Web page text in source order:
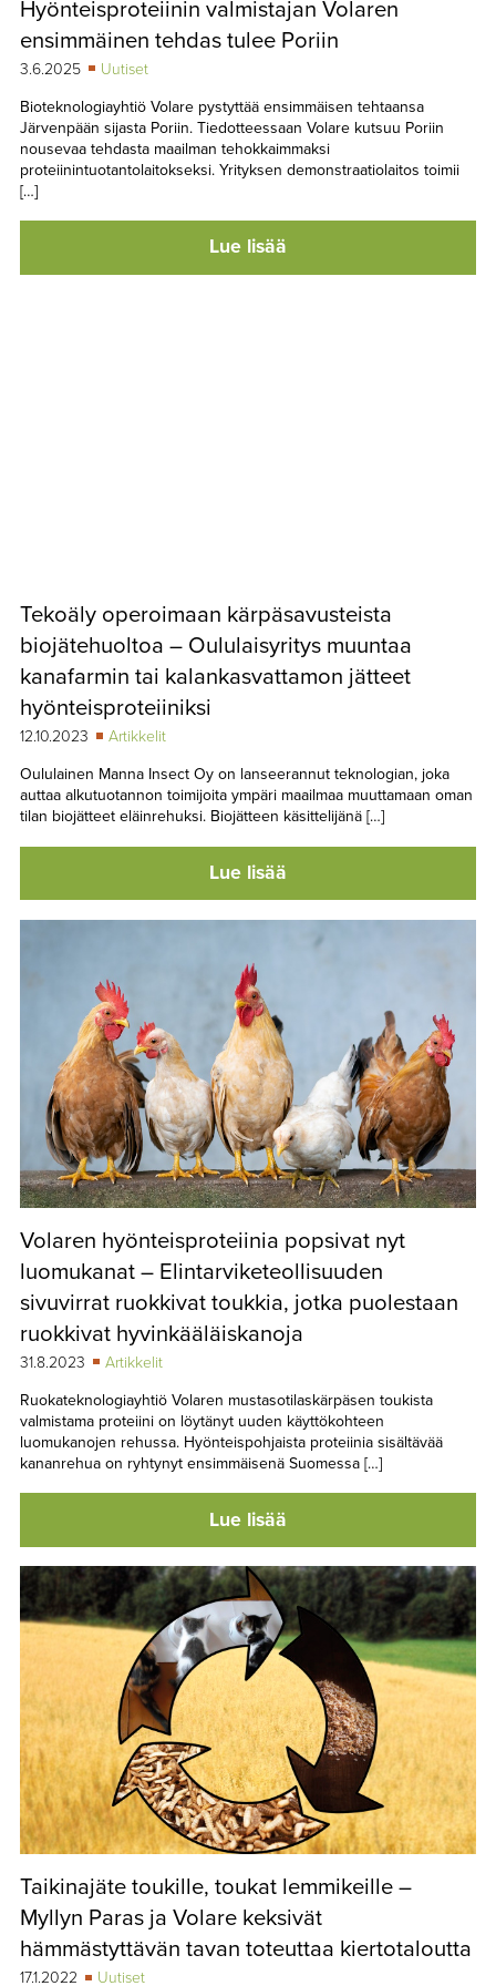
TAPAHTUMAT
YHTEYSTIEDOT
Hyönteisproteiinin valmistajan Volaren
ensimmäinen tehdas tulee Poriin
3.6.2025
Uutiset
Bioteknologiayhtiö Volare pystyttää ensimmäisen tehtaansa
Järvenpään sijasta Poriin. Tiedotteessaan Volare kutsuu Poriin
nousevaa tehdasta maailman tehokkaimmaksi
proteiinintuotantolaitokseksi. Yrityksen demonstraatiolaitos toimii
[…]
Lue lisää
Tekoäly operoimaan kärpäsavusteista
biojätehuoltoa – Oululaisyritys muuntaa
kanafarmin tai kalankasvattamon jätteet
hyönteisproteiiniksi
12.10.2023
Artikkelit
Oululainen Manna Insect Oy on lanseerannut teknologian, joka
auttaa alkutuotannon toimijoita ympäri maailmaa muuttamaan oman
tilan biojätteet eläinrehuksi. Biojätteen käsittelijänä […]
Lue lisää
Volaren hyönteisproteiinia popsivat nyt
luomukanat – Elintarviketeollisuuden
sivuvirrat ruokkivat toukkia, jotka puolestaan
ruokkivat hyvinkääläiskanoja
31.8.2023
Artikkelit
Ruokateknologiayhtiö Volaren mustasotilaskärpäsen toukista
valmistama proteiini on löytänyt uuden käyttökohteen
luomukanojen rehussa. Hyönteispohjaista proteiinia sisältävää
kananrehua on ryhtynyt ensimmäisenä Suomessa […]
Lue lisää
Taikinajäte toukille, toukat lemmikeille –
Myllyn Paras ja Volare keksivät
hämmästyttävän tavan toteuttaa kiertotaloutta
17.1.2022 Uutiset